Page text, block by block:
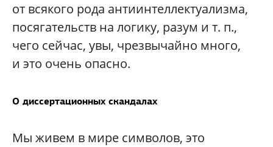
от всякого рода антиинтеллектуализма,
посягательств на логику, разум и т. п.,
чего сейчас, увы, чрезвычайно много,
и это очень опасно.
О диссертационных скандалах
Мы живем в мире символов, это